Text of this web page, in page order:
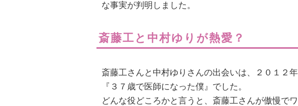
な事実が判明しました。
斎藤工と中村ゆりが熱愛？
斎藤工さんと中村ゆりさんの出会いは、２０１２
『３７歳で医師になった僕』でした。
どんな役どころかと言うと、斎藤工さんが傲慢で